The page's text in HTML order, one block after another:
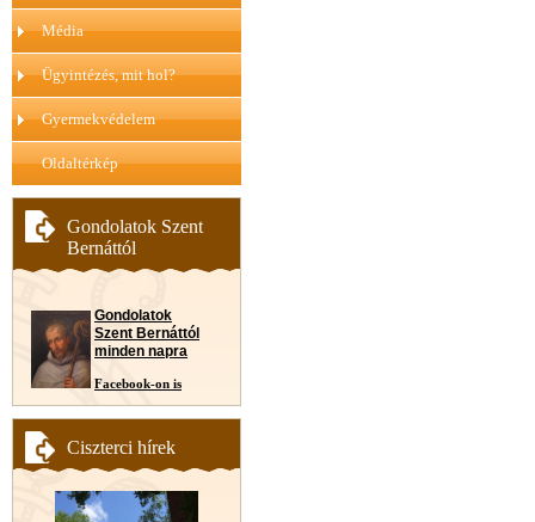
Média
Ügyintézés, mit hol?
Gyermekvédelem
Oldaltérkép
Gondolatok Szent
Bernáttól
Gondolatok
Szent Bernáttól
minden napra
Facebook-on is
Ciszterci hírek